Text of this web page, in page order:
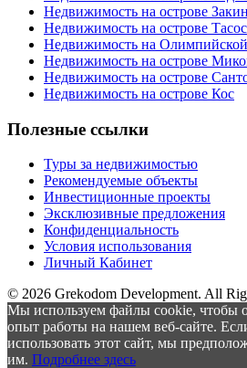
Недвижимость на острове
Недвижимость на острове Тасос
Недвижимость на Олимпийской
Недвижимость на острове
Недвижимость на острове
Недвижимость на острове Кос
Полезные ссылки
Туры за недвижимостью
Рекомендуемые объекты
Инвестиционные проекты
Эксклюзивные предложения
Конфиденциальность
Условия использования
Личный Кабинет
© 2026 Grekodom Development. All
Мы используем файлы cookie, чтобы
опыт работы на нашем веб-сайте.
использовать этот сайт, мы
им. Подробнее здесь